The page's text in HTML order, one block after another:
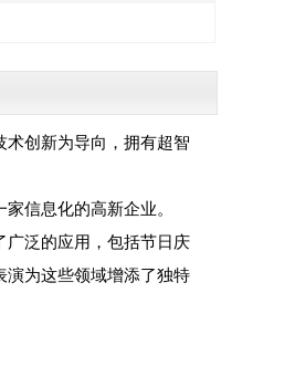
创新为导向，拥有超智
信息化的高新企业。
广泛的应用，包括节日庆
演为这些领域增添了独特